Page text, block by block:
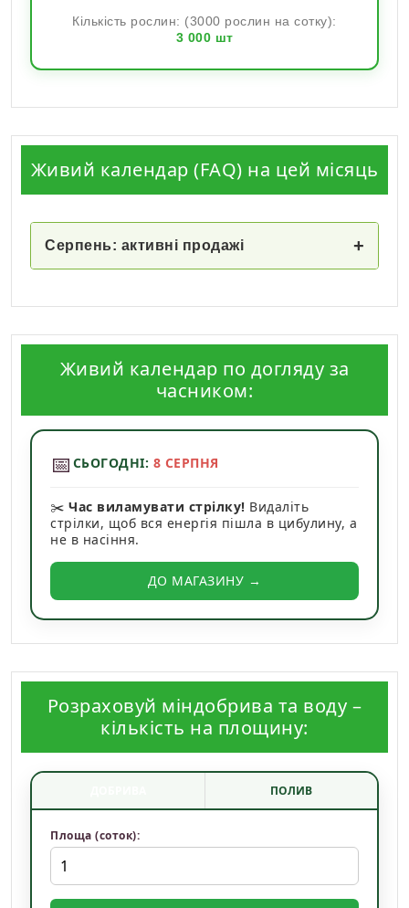
Кількість рослин: (3000 рослин на сотку):
3 000 шт
Живий календар (FAQ) на цей місяць
Серпень: активні продажі +
Живий календар по догляду за
часником:
📅 СЬОГОДНІ: 8 СЕРПНЯ
✂️ Час виламувати стрілку! Видаліть
стрілки, щоб вся енергія пішла в цибулину, а
не в насіння.
ДО МАГАЗИНУ →
Розраховуй міндобрива та воду –
кількість на площину:
ПОЛИВ
Площа (соток):